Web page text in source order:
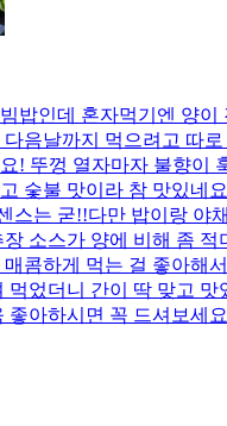
밥인데 혼자먹기엔 양이
다음날까지 먹으려고 따
! 뚜껑 열자마자 불향이
숯불 맛이라 참 맛있네
스는 굳!! ​다만 밥이랑 야
소스가 양에 비해 좀 적
콤하게 먹는 걸 좋아해
먹었더니 간이 딱 맞고 맛
좋아하시면 꼭 드셔보세